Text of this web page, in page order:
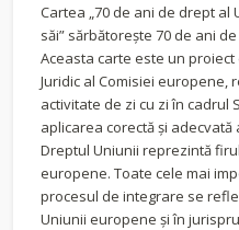
Cartea „70 de ani de drept al
săi” sărbătorește 70 de ani
Aceasta carte este un
Juridic al Comisiei europene,
activitate de zi cu zi în cadrul
aplicarea corectă și
Dreptul Uniunii reprezintă
europene. Toate cele mai
procesul de integrare se
Uniunii europene și în